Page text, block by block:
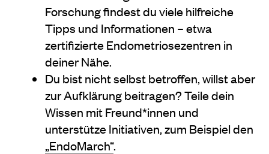
Forschung findest du viele hilfreiche
Tipps und Informationen – etwa
zertifizierte Endometriosezentren in
deiner Nähe.
Du bist nicht selbst betroffen, willst aber
zur Aufklärung beitragen? Teile dein
Wissen mit Freund*innen und
unterstütze Initiativen, zum Beispiel den
„EndoMarch“.